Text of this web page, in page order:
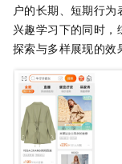
户的长期、短期行
兴趣学习下的同时
探索与多样展现的效